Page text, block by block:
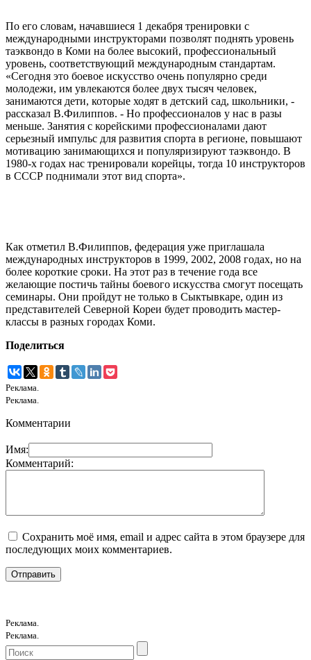
По его словам, начавшиеся 1 декабря тренировки с
международными инструкторами позволят поднять уровень
таэквондо в Коми на более высокий, профессиональный
уровень, соответствующий международным стандартам.
«Сегодня это боевое искусство очень популярно среди
молодежи, им увлекаются более двух тысяч человек,
занимаются дети, которые ходят в детский сад, школьники, -
рассказал В.Филиппов. - Но профессионалов у нас в разы
меньше. Занятия с корейскими профессионалами дают
серьезный импульс для развития спорта в регионе, повышают
мотивацию занимающихся и популяризируют таэквондо. В
1980-х годах нас тренировали корейцы, тогда 10 инструкторов
в СССР поднимали этот вид спорта».
Как отметил В.Филиппов, федерация уже приглашала
международных инструкторов в 1999, 2002, 2008 годах, но на
более короткие сроки. На этот раз в течение года все
желающие постичь тайны боевого искусства смогут посещать
семинары. Они пройдут не только в Сыктывкаре, один из
представителей Северной Кореи будет проводить мастер-
классы в разных городах Коми.
Поделиться
Реклама.
Реклама.
Комментарии
Имя:
Комментарий:
Сохранить моё имя, email и адрес сайта в этом браузере для
последующих моих комментариев.
Реклама.
Реклама.